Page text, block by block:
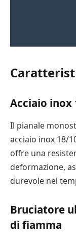
Acciaio inox
Il pianale
acciaio inox 18/
offre una
deformazione,
durevole nel
Bruciatore
di fiamma